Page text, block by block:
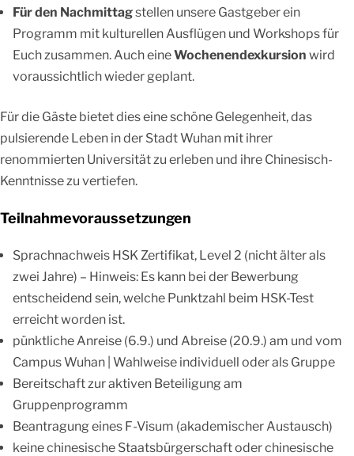
Für den Nachmittagstellen unsere Gastgeber ein
Programm mit kulturellen Ausflügen und Workshops für
Euch zusammen. Auch eineWochenendexkursion wird
voraussichtlich wieder geplant.
Für die Gäste bietet dies eine schöne Gelegenheit, das
pulsierende Leben in der Stadt Wuhan mit ihrer
renommierten Universität zu erleben und ihre Chinesisch-
Kenntnisse zu vertiefen.
Teilnahmevoraussetzungen
Sprachnachweis HSK Zertifikat, Level 2 (nicht älter als
zwei Jahre) – Hinweis: Es kann bei der Bewerbung
entscheidend sein, welche Punktzahl beim HSK-Test
erreicht worden ist.
pünktliche Anreise (6.9.) und Abreise (20.9.) am und vom
Campus Wuhan | Wahlweise individuell oder als Gruppe
Bereitschaft zur aktiven Beteiligung am
Gruppenprogramm
Beantragung eines F-Visum (akademischer Austausch)
keine chinesische Staatsbürgerschaft oder chinesische